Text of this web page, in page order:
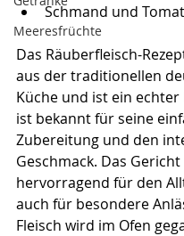
Meeresfrüchte
Schmand und
Das Räuberfleisch-
aus der traditionellen
Küche und ist ein echter
ist bekannt für seine
Zubereitung und den
Geschmack. Das
hervorragend für den
auch für besondere
Fleisch wird im Ofen